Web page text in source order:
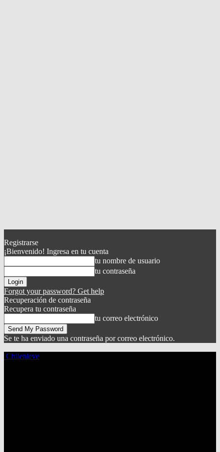
Registrarse
¡Bienvenido! Ingresa en tu cuenta
tu nombre de usuario
tu contraseña
Forgot your password? Get help
Recuperación de contraseña
Recupera tu contraseña
tu correo electrónico
Se te ha enviado una contraseña por correo electrónico.
Chilenieve